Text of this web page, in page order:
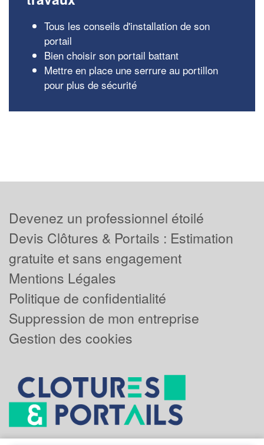
Tous les conseils d'installation de son
portail
Bien choisir son portail battant
Mettre en place une serrure au portillon
pour plus de sécurité
Devenez un professionnel étoilé
Devis Clôtures & Portails : Estimation
gratuite et sans engagement
Mentions Légales
Politique de confidentialité
Suppression de mon entreprise
Gestion des cookies